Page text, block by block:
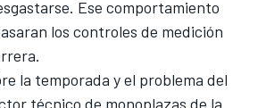
Ese comportamiento
los controles de medición
la temporada y el problema del
técnico de monoplazas de la